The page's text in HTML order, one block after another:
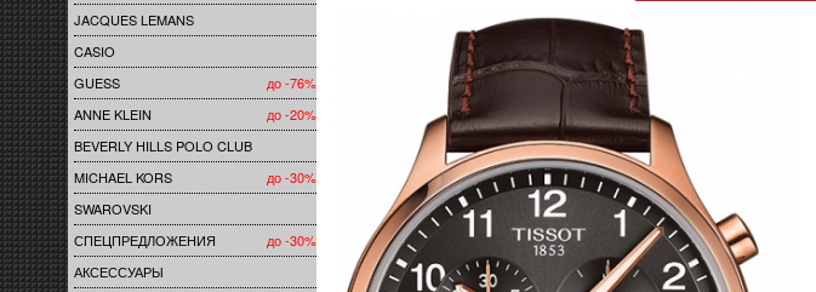
JACQUES LEMANS
CASIO
GUESS
до -76%
ANNE KLEIN
до -20%
BEVERLY HILLS POLO CLUB
MICHAEL KORS
до -30%
SWAROVSKI
СПЕЦПРЕДЛОЖЕНИЯ
до -30%
АКСЕССУАРЫ